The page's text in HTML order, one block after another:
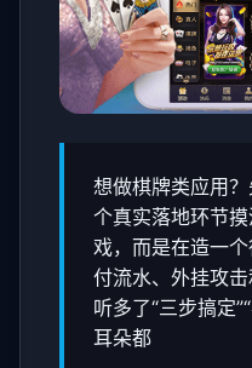
想做棋牌类应用
个真实落地环节
戏，而是在造一
付流水、外挂攻击
听多了“三步搞定
耳朵都